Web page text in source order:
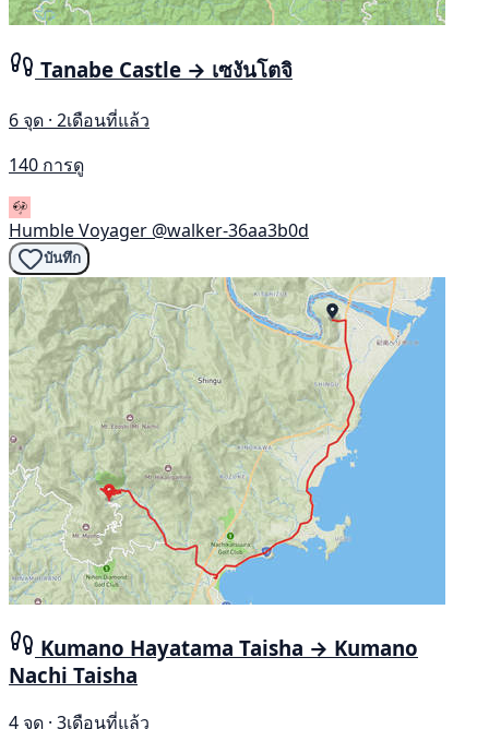
Tanabe Castle → เซงันโตจิ
6 จุด · 2เดือนที่แล้ว
140 การดู
Humble Voyager @walker-36aa3b0d
บันทึก
Kumano Hayatama Taisha → Kumano
Nachi Taisha
4 จุด · 3เดือนที่แล้ว